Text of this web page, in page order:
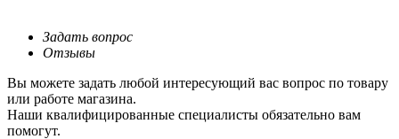
Задать вопрос
Отзывы
Вы можете задать любой интересующий вас вопрос по товару
или работе магазина.
Наши квалифицированные специалисты обязательно вам
помогут.